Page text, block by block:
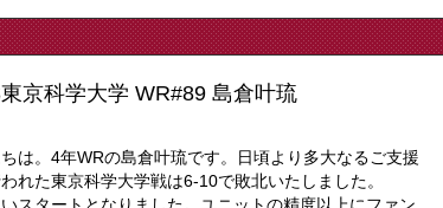
京科学大学 WR#89 島倉叶琉
は。4年WRの島倉叶琉です。日頃より多大なるご支援
れた東京科学大学戦は6-10で敗北いたしました。